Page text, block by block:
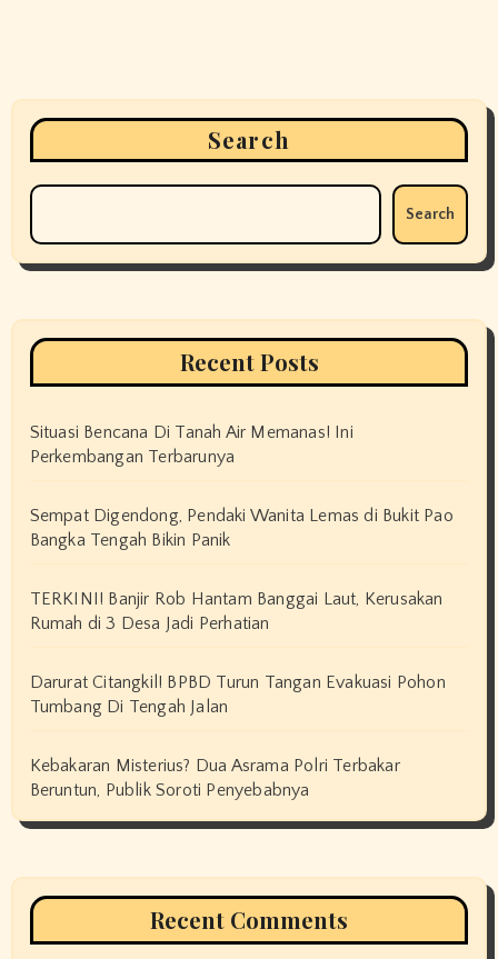
Search
Search
Recent Posts
Situasi Bencana Di Tanah Air Memanas! Ini
Perkembangan Terbarunya
Sempat Digendong, Pendaki Wanita Lemas di Bukit Pao
Bangka Tengah Bikin Panik
TERKINI! Banjir Rob Hantam Banggai Laut, Kerusakan
Rumah di 3 Desa Jadi Perhatian
Darurat Citangkil! BPBD Turun Tangan Evakuasi Pohon
Tumbang Di Tengah Jalan
Kebakaran Misterius? Dua Asrama Polri Terbakar
Beruntun, Publik Soroti Penyebabnya
Recent Comments